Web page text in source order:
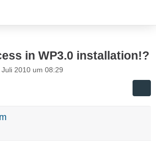
in WP3.0 installation!?
Juli 2010 um 08:29